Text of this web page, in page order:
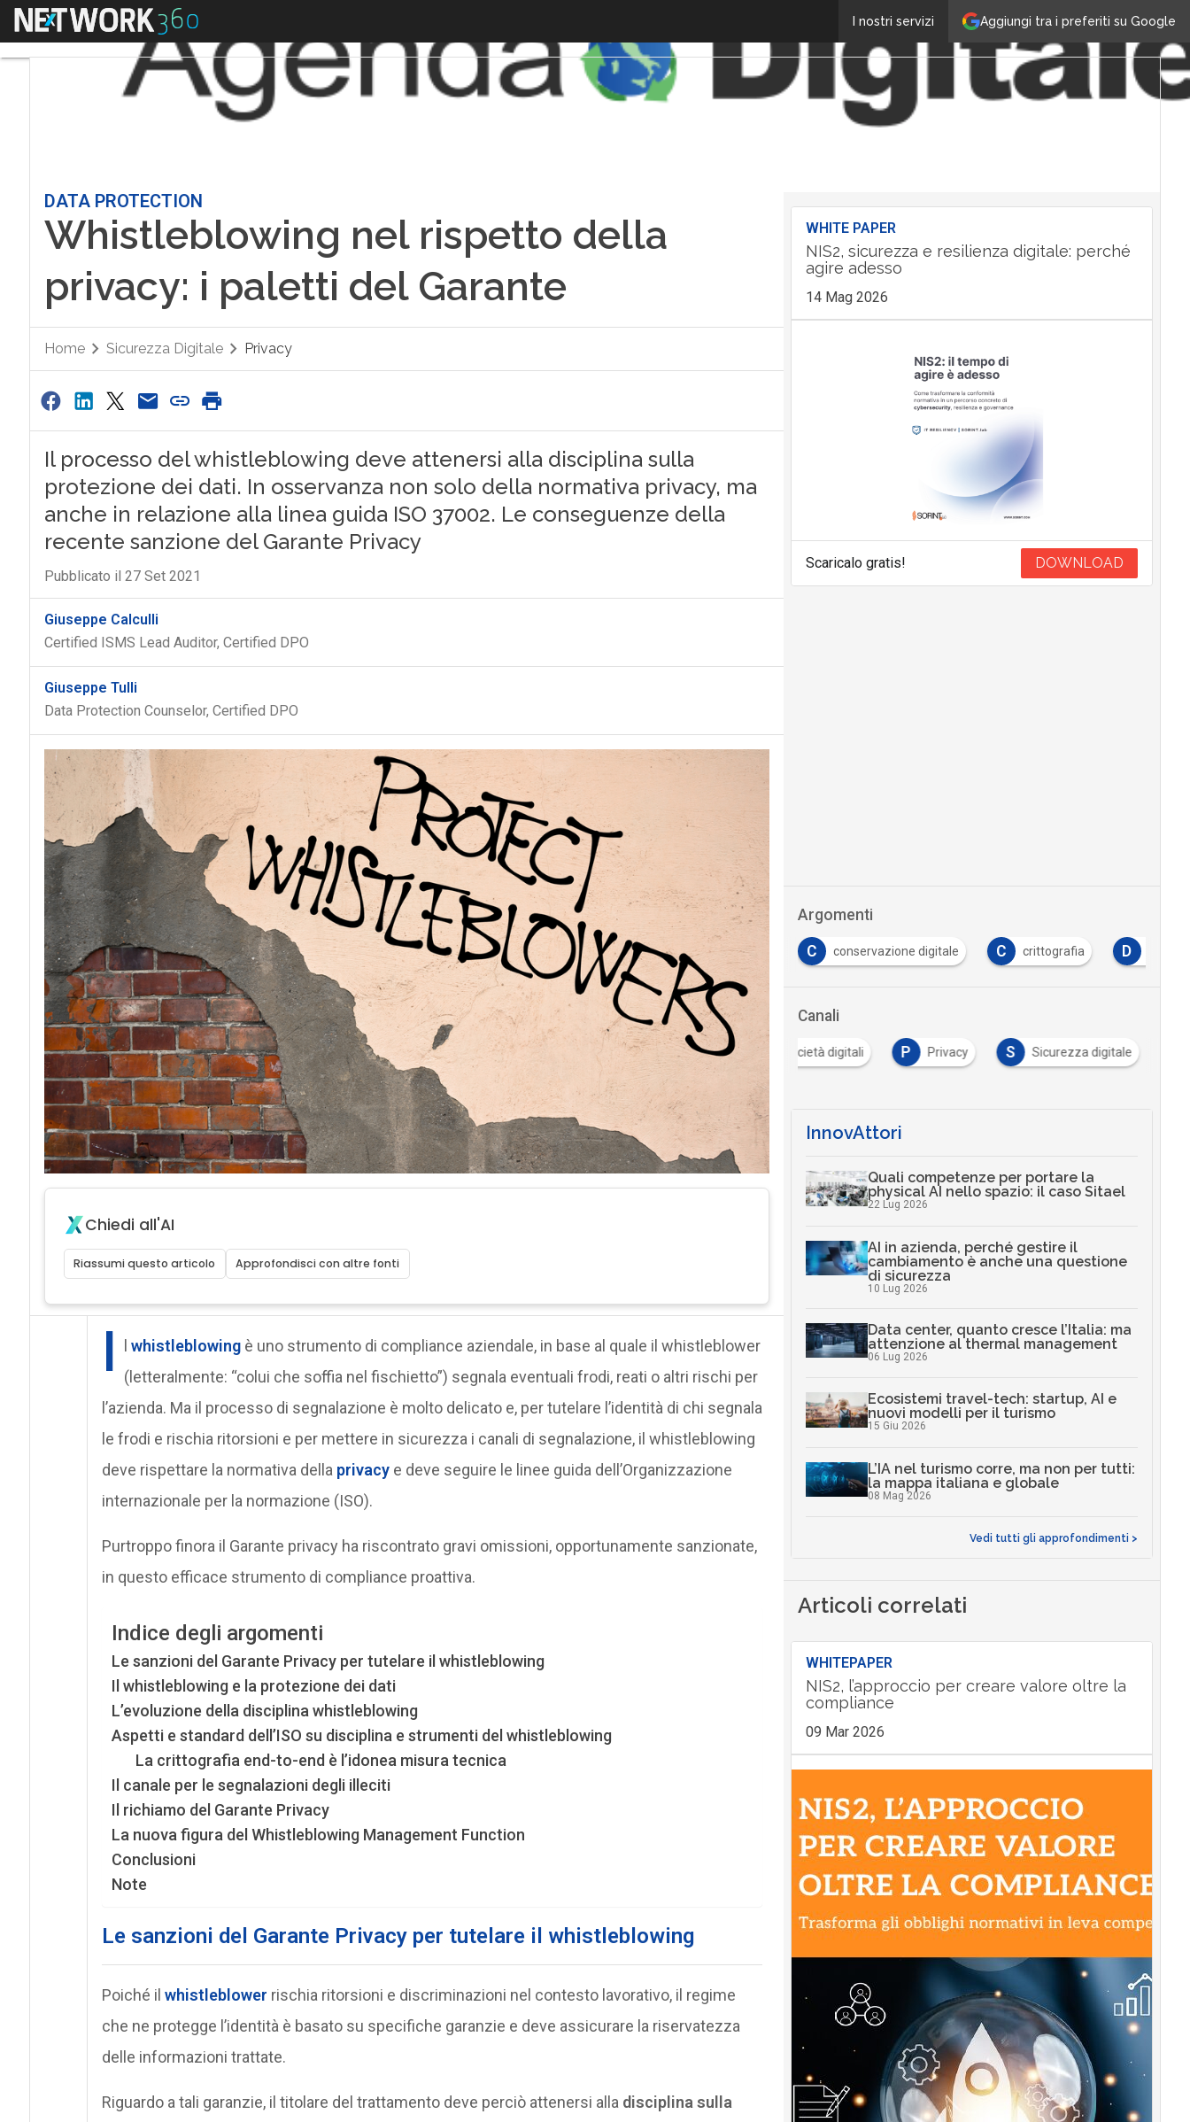
Aggiungi tra i preferiti su Google
I nostri servizi
Menu
DATA PROTECTION
Whistleblowing nel rispetto della
privacy: i paletti del Garante
Home Sicurezza Digitale Privacy
Il processo del whistleblowing deve attenersi alla disciplina sulla
protezione dei dati. In osservanza non solo della normativa privacy, ma
anche in relazione alla linea guida ISO 37002. Le conseguenze della
recente sanzione del Garante Privacy
Pubblicato il 27 Set 2021
Giuseppe Calculli
Certified ISMS Lead Auditor, Certified DPO
Giuseppe Tulli
Data Protection Counselor, Certified DPO
Chiedi all'AI
Riassumi questo articolo Approfondisci con altre fonti
I l whistleblowingè uno strumento di compliance aziendale, in base al quale il whistleblower
(letteralmente: “colui che soffia nel fischietto”) segnala eventuali frodi, reati o altri rischi per
l’azienda. Ma il processo di segnalazione è molto delicato e, per tutelare l’identità di chi segnala
le frodi e rischia ritorsioni e per mettere in sicurezza i canali di segnalazione, il whistleblowing
deve rispettare la normativa della privacye deve seguire le linee guida dell’Organizzazione
internazionale per la normazione (ISO).
Purtroppo finora il Garante privacy ha riscontrato gravi omissioni, opportunamente sanzionate,
in questo efficace strumento di compliance proattiva.
Indice degli argomenti
Le sanzioni del Garante Privacy per tutelare il whistleblowing
Il whistleblowing e la protezione dei dati
L’evoluzione della disciplina whistleblowing
Aspetti e standard dell’ISO su disciplina e strumenti del whistleblowing
La crittografia end-to-end è l’idonea misura tecnica
Il canale per le segnalazioni degli illeciti
Il richiamo del Garante Privacy
La nuova figura del Whistleblowing Management Function
Conclusioni
Note
Le sanzioni del Garante Privacy per tutelare il whistleblowing
Poiché il whistleblower rischia ritorsioni e discriminazioni nel contesto lavorativo, il regime
che ne protegge l’identità è basato su specifiche garanzie e deve assicurare la riservatezza
delle informazioni trattate.
Riguardo a tali garanzie, il titolare del trattamento deve perciò attenersi alla disciplina sulla
WHITE PAPER
NIS2, sicurezza e resilienza digitale: perché
agire adesso
14 Mag 2026
Scaricalo gratis! DOWNLOAD
Argomenti
A Autorità Garante privacy C conservazione digitale C crittografia D dati personali
Canali
Cultura e società digitali P Privacy S Sicurezza digitale
InnovAttori
Quali competenze per portare la
physical AI nello spazio: il caso Sitael
22 Lug 2026
AI in azienda, perché gestire il
cambiamento è anche una questione
di sicurezza
10 Lug 2026
Data center, quanto cresce l’Italia: ma
attenzione al thermal management
06 Lug 2026
Ecosistemi travel-tech: startup, AI e
nuovi modelli per il turismo
15 Giu 2026
L’IA nel turismo corre, ma non per tutti:
la mappa italiana e globale
08 Mag 2026
Vedi tutti gli approfondimenti >
Articoli correlati
WHITEPAPER
NIS2, l’approccio per creare valore oltre la
compliance
09 Mar 2026